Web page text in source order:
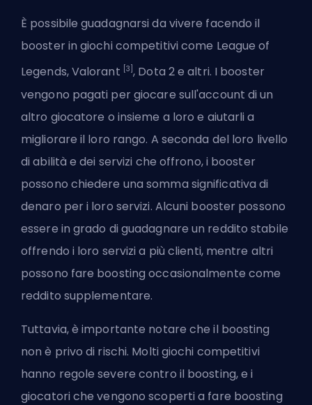
È possibile guadagnarsi da vivere facendo il
booster in giochi competitivi come League of
Legends, Valorant [3] , Dota 2 e altri. I booster
vengono pagati per giocare sull'account di un
altro giocatore o insieme a loro e aiutarli a
migliorare il loro rango. A seconda del loro livello
di abilità e dei servizi che offrono, i booster
possono chiedere una somma significativa di
denaro per i loro servizi. Alcuni booster possono
essere in grado di guadagnare un reddito stabile
offrendo i loro servizi a più clienti, mentre altri
possono fare boosting occasionalmente come
reddito supplementare.
Tuttavia, è importante notare che il boosting
non è privo di rischi. Molti giochi competitivi
hanno regole severe contro il boosting, e i
giocatori che vengono scoperti a fare boosting